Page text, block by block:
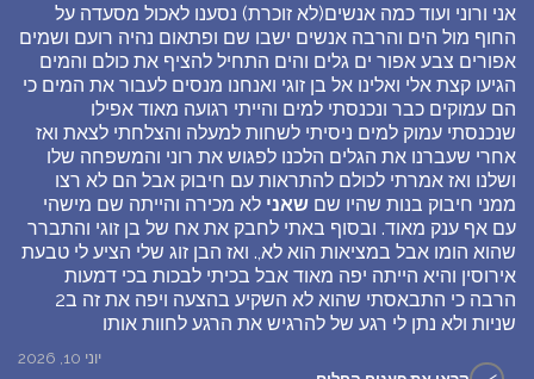
אני ורוני ועוד כמה אנשים(לא זוכרת) נסענו לאכול מסעדה על
החוף מול הים והרבה אנשים ישבו שם ופתאום נהיה רועם ושמים
אפורים צבע אפור ים גלים והים התחיל להציף את כולם והמים
הגיעו קצת אלי ואלינו אל בן זוגי ואנחנו מנסים לעבור את המים כי
הם עמוקים כבר ונכנסתי למים והייתי רגועה מאוד אפילו
שנכנסתי עמוק למים ניסיתי לשחות למעלה והצלחתי לצאת ואז
אחרי שעברנו את הגלים הלכנו לפגוש את רוני והמשפחה שלו
ושלנו ואז אמרתי לכולם להתראות עם חיבוק אבל הם לא רצו
ממני חיבוק בנות שהיו שם שאני לא מכירה והייתה שם מישהי
עם אף ענק מאוד. ובסוף באתי לחבק את אח של בן זוגי והתברר
שהוא הומו אבל במציאות הוא לא,. ואז הבן זוג שלי הציע לי טבעת
אירוסין והיא הייתה יפה מאוד אבל בכיתי לבכות בכי דמעות
הרבה כי התבאסתי שהוא לא השקיע בהצעה ויפה את זה ב2
שניות ולא נתן לי רגע של להרגיש את הרגע לחוות אותו
יוני 10, 2026